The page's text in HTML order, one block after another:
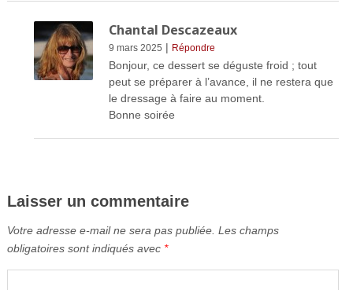
Chantal Descazeaux
9 mars 2025 | Répondre
Bonjour, ce dessert se déguste froid ; tout
peut se préparer à l’avance, il ne restera que
le dressage à faire au moment.
Bonne soirée
Laisser un commentaire
Votre adresse e-mail ne sera pas publiée. Les champs
obligatoires sont indiqués avec *